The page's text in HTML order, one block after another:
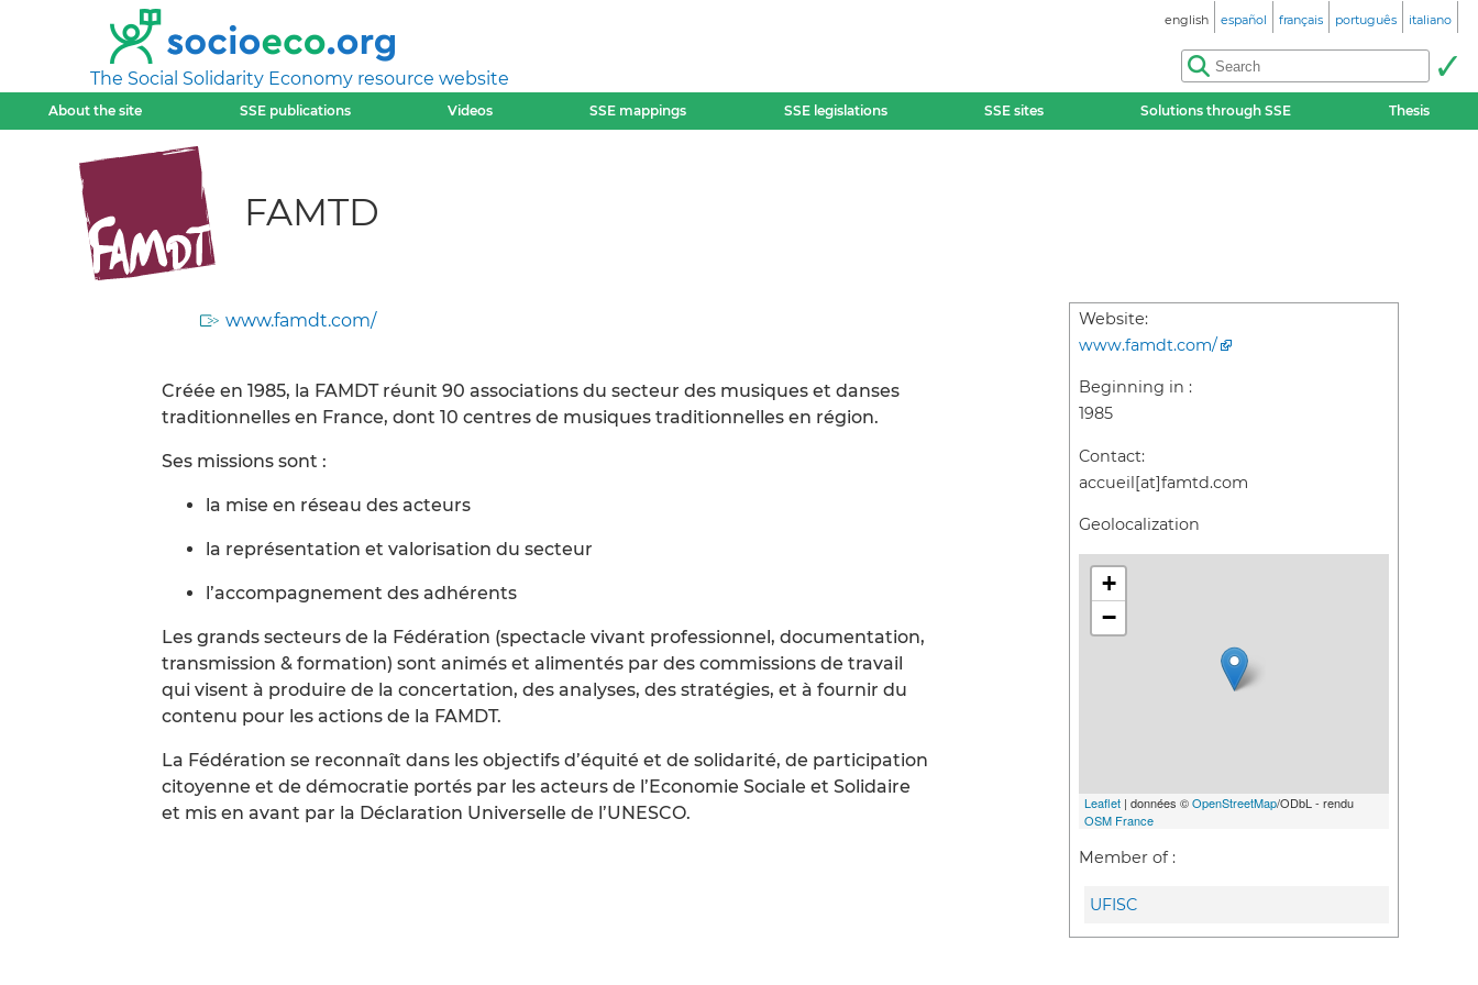
The Social Solidarity Economy resource website
english español français português italiano
About the site SSE publications Videos SSE mappings SSE legislations SSE sites Solutions through SSE Thesis
FAMTD
www.famdt.com/
Créée en 1985, la FAMDT réunit 90 associations du secteur des musiques et danses
traditionnelles en France, dont 10 centres de musiques traditionnelles en région.
Ses missions sont :
la mise en réseau des acteurs
la représentation et valorisation du secteur
l’accompagnement des adhérents
Les grands secteurs de la Fédération (spectacle vivant professionnel, documentation,
transmission & formation) sont animés et alimentés par des commissions de travail
qui visent à produire de la concertation, des analyses, des stratégies, et à fournir du
contenu pour les actions de la FAMDT.
La Fédération se reconnaît dans les objectifs d’équité et de solidarité, de participation
citoyenne et de démocratie portés par les acteurs de l’Economie Sociale et Solidaire
et mis en avant par la Déclaration Universelle de l’UNESCO.
Website:
www.famdt.com/
Beginning in :
1985
Contact:
accueil[at]famtd.com
Geolocalization
+
−
Leaflet | données ©OpenStreetMap/ODbL - rendu
OSM France
Member of :
UFISC